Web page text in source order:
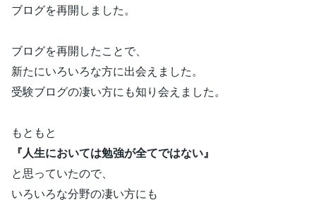
ブログを再開しました。
ブログを再開したことで、
新たにいろいろな方に出会えました。
受験ブログの凄い方にも知り会えました。
もともと
『人生においては勉強が全てではない』
と思っていたので、
いろいろな分野の凄い方にも